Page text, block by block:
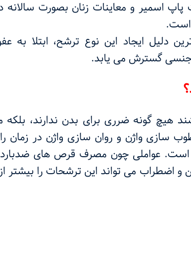
اسمیر و معاینات زنان بصورت سالانه
است.
دلیل ایجاد این نوع ترشح، ابتلا به
جنسی گسترش می یابد.
هیچ گونه ضرری برای بدن ندارند، بلکه
سازی واژن و روان سازی واژن در زمان
است. عواملی چون مصرف قرص های
و اضطراب می تواند این ترشحات را بیشتر